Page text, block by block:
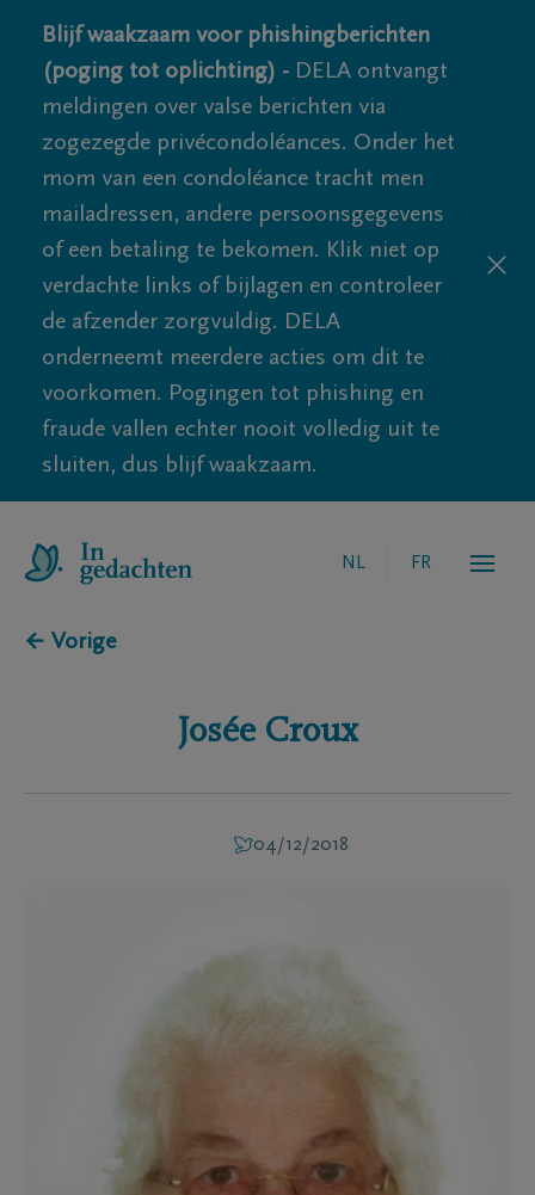
Blijf waakzaam voor phishingberichten
(poging tot oplichting) - DELA ontvangt
meldingen over valse berichten via
zogezegde privécondoléances. Onder het
mom van een condoléance tracht men
mailadressen, andere persoonsgegevens
of een betaling te bekomen. Klik niet op
verdachte links of bijlagen en controleer
de afzender zorgvuldig. DELA
onderneemt meerdere acties om dit te
voorkomen. Pogingen tot phishing en
fraude vallen echter nooit volledig uit te
sluiten, dus blijf waakzaam.
NL FR
← Vorige
Josée Croux
04/12/2018